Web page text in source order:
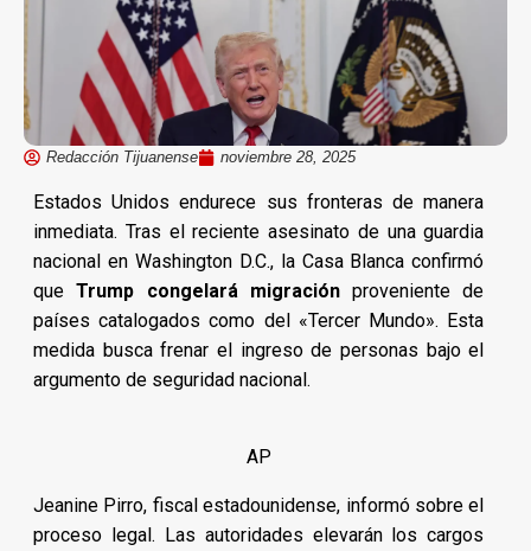
Redacción Tijuanense noviembre 28, 2025
Estados Unidos endurece sus fronteras de manera
inmediata. Tras el reciente asesinato de una guardia
nacional en Washington D.C., la Casa Blanca confirmó
queTrump congelará migraciónproveniente de
países catalogados como del «Tercer Mundo». Esta
medida busca frenar el ingreso de personas bajo el
argumento de seguridad nacional.
AP
Jeanine Pirro, fiscal estadounidense, informó sobre el
proceso legal. Las autoridades elevarán los cargos